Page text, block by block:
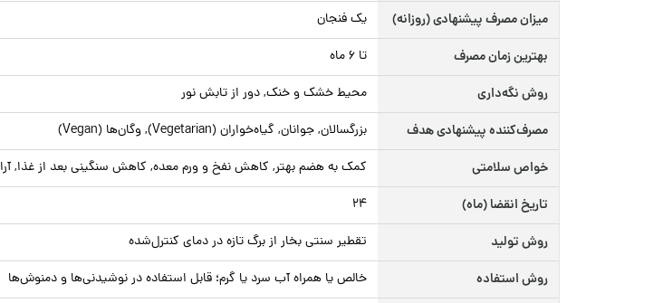
میزان مصرف پیشنهادی (روزانه) یک فنجان
بهترین زمان مصرف تا ۶ ماه
روش نگه‌داری محیط خشک و خنک, دور از تابش نور
مصرف‌کننده پیشنهادی هدف بزرگسالان, جوانان, گیاه‌خواران (Vegetarian), وگان‌ها (Vegan)
خواص سلامتی کمک به هضم بهتر, کاهش نفخ و ورم معده, کاهش سنگینی بعد از
تاریخ انقضا (ماه) ۲۴
روش تولید تقطیر سنتی بخار از برگ تازه در دمای کنترل‌شده
روش استفاده خالص یا همراه آب سرد یا گرم؛ قابل استفاده در نوشیدنی‌ها و دمنوش‌ها